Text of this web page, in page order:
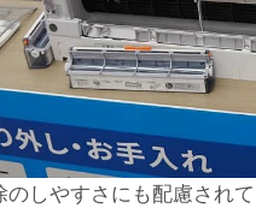
のしやすさにも配慮され